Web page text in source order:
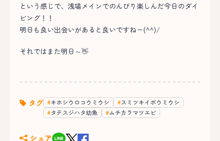
という感じで、浅場メインでのんびり楽しんだ今日のダイ
ビング！！
明日も良い出会いがあると良いですねー(^^)/
それではまた明日～👋
タグ キホシウロコウミウシ
スミツキイボウミウシ
タテスジハタ幼魚
ムチカラマツエビ
シェア